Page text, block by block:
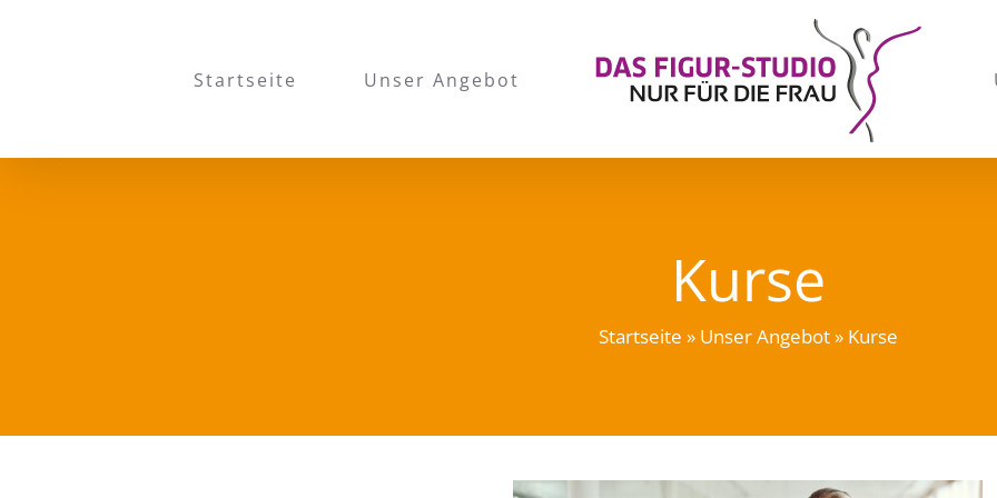
Startseite Unser Angebot
Kurse
Startseite » Unser Angebot» Kurse